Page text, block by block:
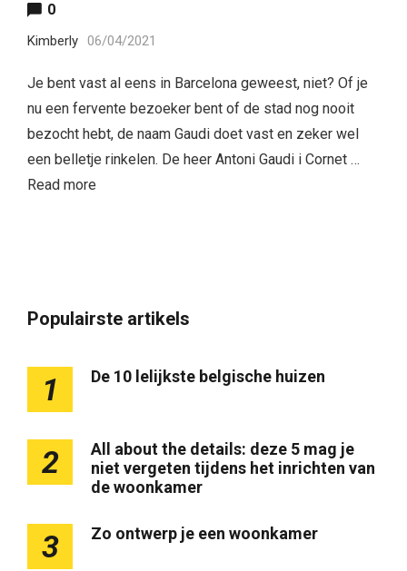
0
Kimberly 06/04/2021
Je bent vast al eens in Barcelona geweest, niet? Of je
nu een fervente bezoeker bent of de stad nog nooit
bezocht hebt, de naam Gaudi doet vast en zeker wel
een belletje rinkelen. De heer Antoni Gaudi i Cornet …
Read more
Populairste artikels
1 De 10 lelijkste belgische huizen
2
All about the details: deze 5 mag je
niet vergeten tijdens het inrichten van
de woonkamer
3 Zo ontwerp je een woonkamer